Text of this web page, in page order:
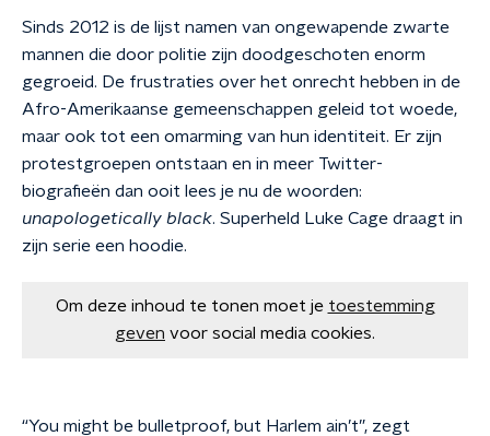
Sinds 2012 is de lijst namen van ongewapende zwarte
mannen die door politie zijn doodgeschoten enorm
gegroeid. De frustraties over het onrecht hebben in de
Afro-Amerikaanse gemeenschappen geleid tot woede,
maar ook tot een omarming van hun identiteit. Er zijn
protestgroepen ontstaan en in meer Twitter-
biografieën dan ooit lees je nu de woorden:
unapologetically black. Superheld Luke Cage draagt in
zijn serie een hoodie.
Om deze inhoud te tonen moet je toestemming
geven voor social media cookies.
“You might be bulletproof, but Harlem ain’t”, zegt